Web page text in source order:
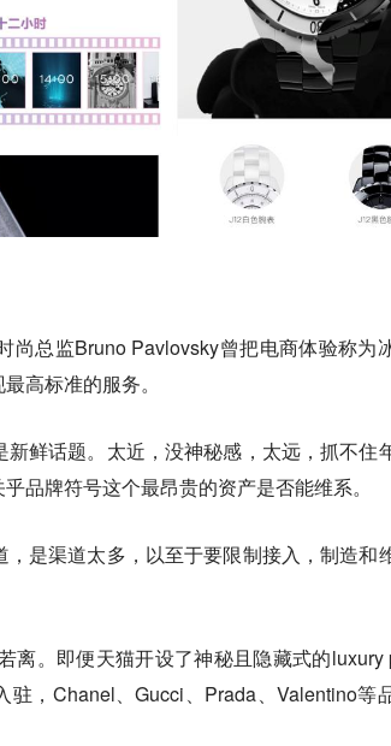
总监Bruno Pavlovsky曾把电商体验称为
高标准的服务。
鲜话题。太近，没神秘感，太远，抓不住
品牌符号这个最昂贵的资产是否能维系。
是渠道太多，以至于要限制接入，制造和
离。即便天猫开设了神秘且隐藏式的luxury
，Chanel、Gucci、Prada、Valentino等